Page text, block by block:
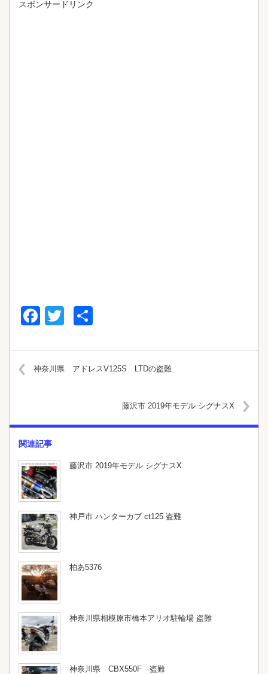
スポンサードリンク
Facebook
Twitter
神奈川県 アドレスV125S LTDの盗難
藤沢市 2019年モデル シグナスX
関連記事
藤沢市 2019年モデル シグナスX
神戸市 ハンターカブ ct125 盗難
柏あ5376
神奈川県相模原市橋本アリオ駐輪場 盗難
神奈川県 CBX550F 盗難